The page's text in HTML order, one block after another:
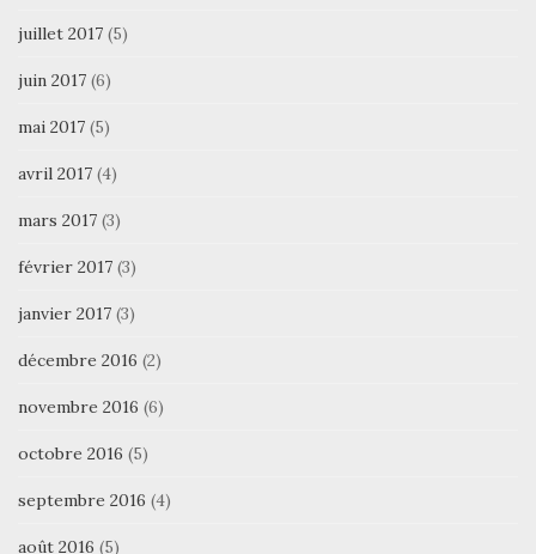
juillet 2017 (5)
juin 2017 (6)
mai 2017 (5)
avril 2017 (4)
mars 2017 (3)
février 2017 (3)
janvier 2017 (3)
décembre 2016 (2)
novembre 2016 (6)
octobre 2016 (5)
septembre 2016 (4)
août 2016 (5)